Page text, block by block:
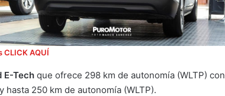
CLICK AQUÍ
E-Tech que ofrece 298 km de autonomía (WLTP) con
hasta 250 km de autonomía (WLTP).